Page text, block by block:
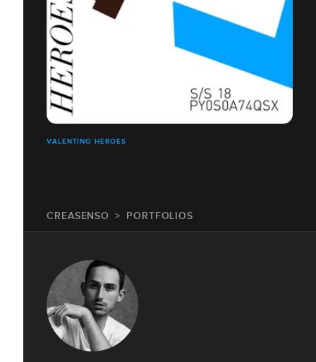
VALENTINO HEROES
CREASENSO PORTFOLIOS